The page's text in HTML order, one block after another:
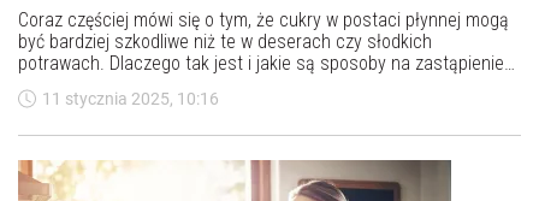
Coraz częściej mówi się o tym, że cukry w postaci płynnej mogą
być bardziej szkodliwe niż te w deserach czy słodkich
potrawach. Dlaczego tak jest i jakie są sposoby na zastąpienie
napojów słodzonych zdrowszą alternatywą?
11 stycznia 2025, 10:16